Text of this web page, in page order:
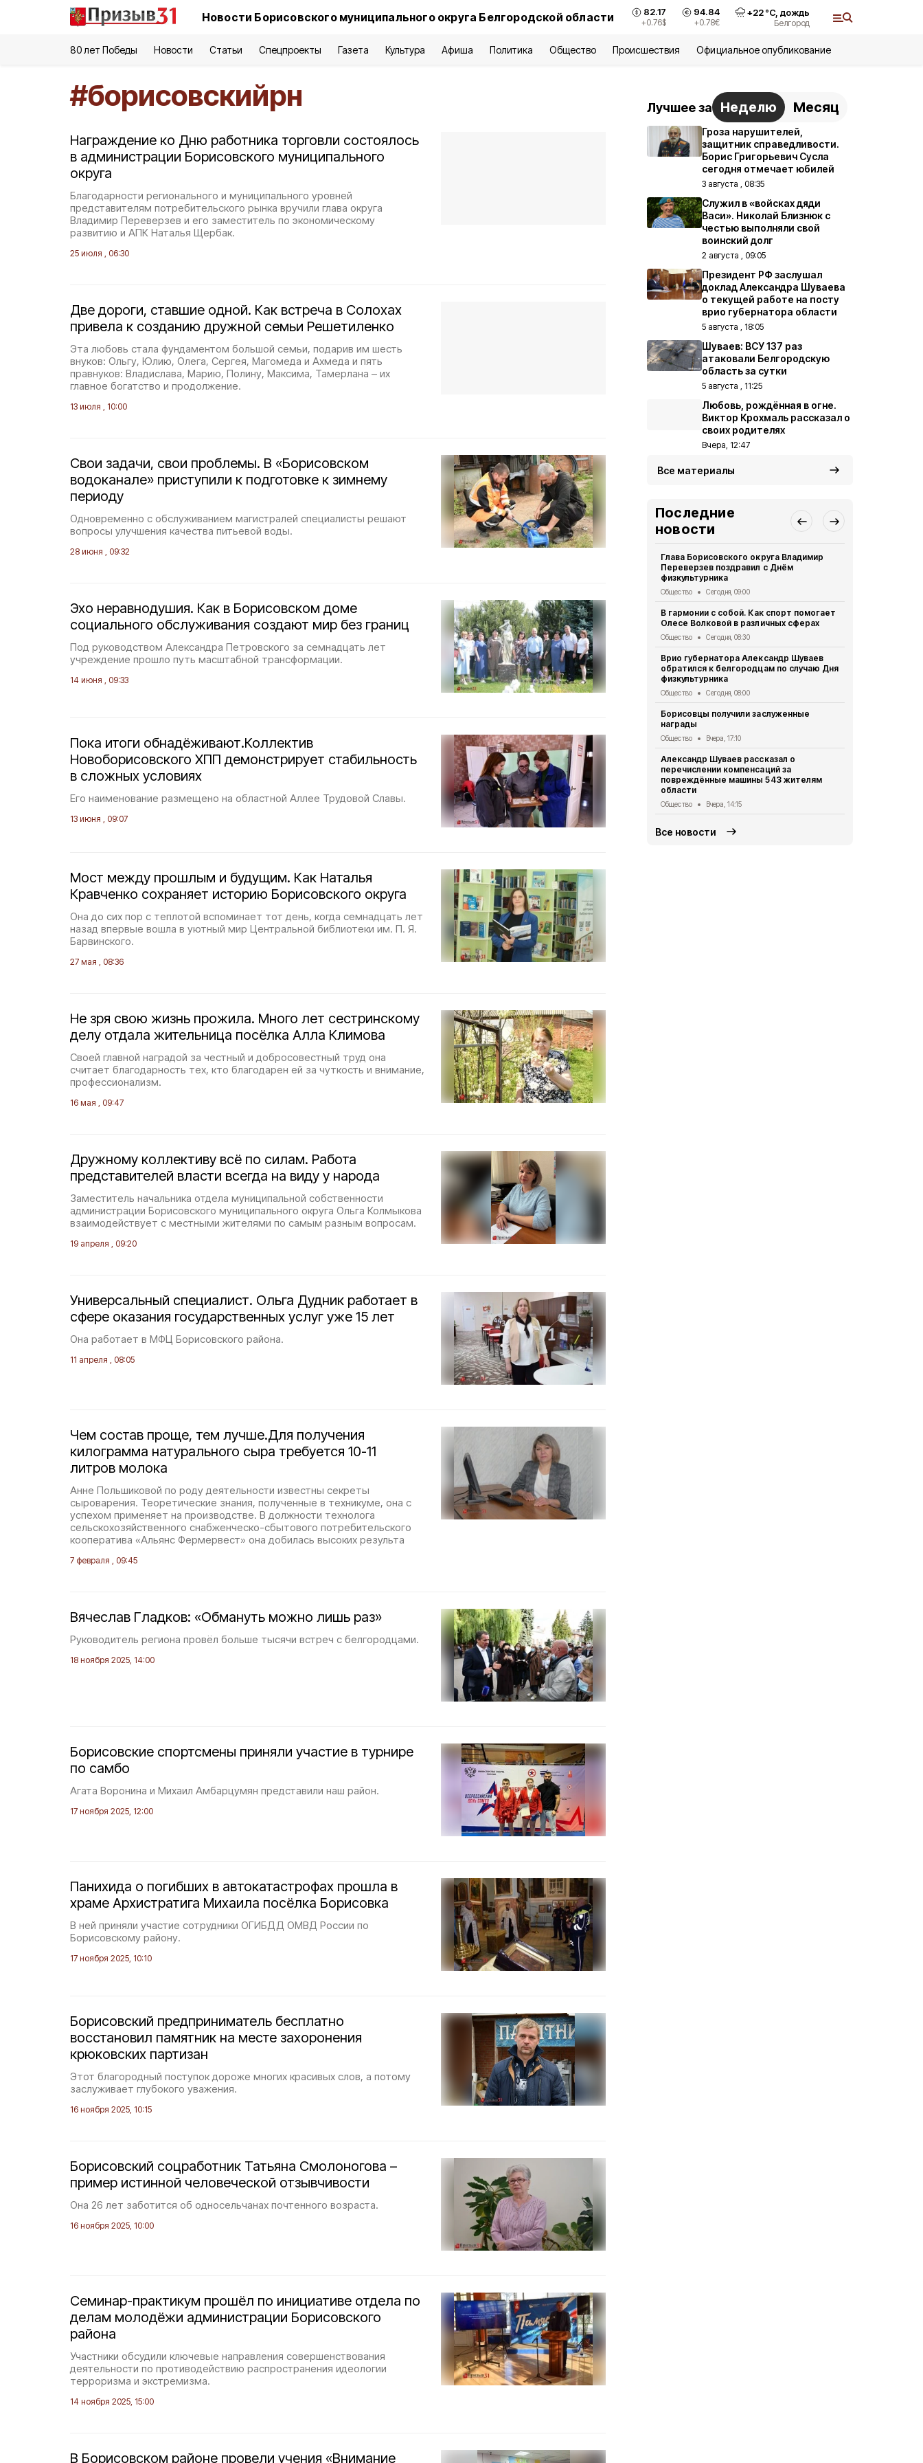
Новости Борисовского муниципального округа Белгородской области 82.17
+0.76$
94.84
+0.78€
+22°С, дождь
Белгород
80 лет Победы Новости Статьи Спецпроекты Газета Культура Афиша Политика Общество Происшествия Официальное опубликование
#борисовскийрн
Награждение ко Дню работника торговли состоялось
в администрации Борисовского муниципального
округа
Благодарности регионального и муниципального уровней
представителям потребительского рынка вручили глава округа
Владимир Переверзев и его заместитель по экономическому
развитию и АПК Наталья Щербак.
25 июля , 06:30
Две дороги, ставшие одной. Как встреча в Солохах
привела к созданию дружной семьи Решетиленко
Эта любовь стала фундаментом большой семьи, подарив им шесть
внуков: Ольгу, Юлию, Олега, Сергея, Магомеда и Ахмеда и пять
правнуков: Владислава, Марию, Полину, Максима, Тамерлана – их
главное богатство и продолжение.
13 июля , 10:00
Свои задачи, свои проблемы. В «Борисовском
водоканале» приступили к подготовке к зимнему
периоду
Одновременно с обслуживанием магистралей специалисты решают
вопросы улучшения качества питьевой воды.
28 июня , 09:32
Эхо неравнодушия. Как в Борисовском доме
социального обслуживания создают мир без границ
Под руководством Александра Петровского за семнадцать лет
учреждение прошло путь масштабной трансформации.
14 июня , 09:33
Пока итоги обнадёживают.Коллектив
Новоборисовского ХПП демонстрирует стабильность
в сложных условиях
Его наименование размещено на областной Аллее Трудовой Славы.
13 июня , 09:07
Мост между прошлым и будущим. Как Наталья
Кравченко сохраняет историю Борисовского округа
Она до сих пор с теплотой вспоминает тот день, когда семнадцать лет
назад впервые вошла в уютный мир Центральной библиотеки им. П. Я.
Барвинского.
27 мая , 08:36
Не зря свою жизнь прожила. Много лет сестринскому
делу отдала жительница посёлка Алла Климова
Своей главной наградой за честный и добросовестный труд она
считает благодарность тех, кто благодарен ей за чуткость и внимание,
профессионализм.
16 мая , 09:47
Дружному коллективу всё по силам. Работа
представителей власти всегда на виду у народа
Заместитель начальника отдела муниципальной собственности
администрации Борисовского муниципального округа Ольга Колмыкова
взаимодействует с местными жителями по самым разным вопросам.
19 апреля , 09:20
Универсальный специалист. Ольга Дудник работает в
сфере оказания государственных услуг уже 15 лет
Она работает в МФЦ Борисовского района.
11 апреля , 08:05
Чем состав проще, тем лучше.Для получения
килограмма натурального сыра требуется 10-11
литров молока
Анне Польшиковой по роду деятельности известны секреты
сыроварения. Теоретические знания, полученные в техникуме, она с
успехом применяет на производстве. В должности технолога
сельскохозяйственного снабженческо-сбытового потребительского
кооператива «Альянс Фермервест» она добилась высоких результа
7 февраля , 09:45
Вячеслав Гладков: «Обмануть можно лишь раз»
Руководитель региона провёл больше тысячи встреч с белгородцами.
18 ноября 2025, 14:00
Борисовские спортсмены приняли участие в турнире
по самбо
Агата Воронина и Михаил Амбарцумян представили наш район.
17 ноября 2025, 12:00
Панихида о погибших в автокатастрофах прошла в
храме Архистратига Михаила посёлка Борисовка
В ней приняли участие сотрудники ОГИБДД ОМВД России по
Борисовскому району.
17 ноября 2025, 10:10
Борисовский предприниматель бесплатно
восстановил памятник на месте захоронения
крюковских партизан
Этот благородный поступок дороже многих красивых слов, а потому
заслуживает глубокого уважения.
16 ноября 2025, 10:15
Борисовский соцработник Татьяна Смолоногова –
пример истинной человеческой отзывчивости
Она 26 лет заботится об односельчанах почтенного возраста.
16 ноября 2025, 10:00
Семинар-практикум прошёл по инициативе отдела по
делам молодёжи администрации Борисовского
района
Участники обсудили ключевые направления совершенствования
деятельности по противодействию распространения идеологии
терроризма и экстремизма.
14 ноября 2025, 15:00
В Борисовском районе провели учения «Внимание
Лучшее за Неделю Месяц
Гроза нарушителей,
защитник справедливости.
Борис Григорьевич Сусла
сегодня отмечает юбилей
3 августа , 08:35
Служил в «войсках дяди
Васи». Николай Близнюк с
честью выполняли свой
воинский долг
2 августа , 09:05
Президент РФ заслушал
доклад Александра Шуваева
о текущей работе на посту
врио губернатора области
5 августа , 18:05
Шуваев: ВСУ 137 раз
атаковали Белгородскую
область за сутки
5 августа , 11:25
Любовь, рождённая в огне.
Виктор Крохмаль рассказал о
своих родителях
Вчера, 12:47
Все материалы
Последние
новости
Глава Борисовского округа Владимир
Переверзев поздравил с Днём
физкультурника
Общество Сегодня, 09:00
В гармонии с собой. Как спорт помогает
Олесе Волковой в различных сферах
Общество Сегодня, 08:30
Врио губернатора Александр Шуваев
обратился к белгородцам по случаю Дня
физкультурника
Общество Сегодня, 08:00
Борисовцы получили заслуженные
награды
Общество Вчера, 17:10
Александр Шуваев рассказал о
перечислении компенсаций за
повреждённые машины 543 жителям
области
Общество Вчера, 14:15
Все новости